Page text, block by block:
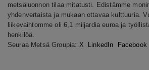
metsäluonnon tilaa mitatusti. Edistämme
yhdenvertaista ja mukaan ottavaa kulttuuria.
liikevaihtomme oli 6,1 miljardia euroa ja
henkilöä.
Seuraa Metsä Groupia: X LinkedIn Facebook